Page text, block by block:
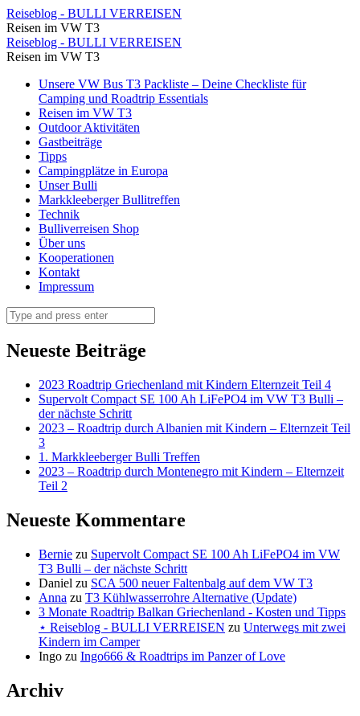
Alte
Kirche
einer
uralten
Siedlung
Reiseblog
BULLI
VERREISEN
Reiseblog - BULLI VERREISEN
Reisen im VW T3
Alte
Kirche
einer
uralten
Siedlung
Reiseblog
BULLI
VERREISEN
Reiseblog - BULLI VERREISEN
Reisen im VW T3
Skip
content
Unsere VW Bus T3 Packliste – Deine Checkliste für
Camping und Roadtrip Essentials
Reisen im VW T3
Outdoor Aktivitäten
Gastbeiträge
Tipps
Campingplätze in Europa
Unser Bulli
Markkleeberger Bullitreffen
Technik
Bulliverreisen Shop
Über uns
Kooperationen
Kontakt
Impressum
Search
Neueste Beiträge
2023 Roadtrip Griechenland mit Kindern Elternzeit Teil 4
Supervolt Compact SE 100 Ah LiFePO4 im VW T3 Bulli –
der nächste Schritt
2023 – Roadtrip durch Albanien mit Kindern – Elternzeit Teil
3
1. Markkleeberger Bulli Treffen
2023 – Roadtrip durch Montenegro mit Kindern – Elternzeit
Teil 2
Neueste Kommentare
Bernie zu Supervolt Compact SE 100 Ah LiFePO4 im VW
T3 Bulli – der nächste Schritt
Daniel zu SCA 500 neuer Faltenbalg auf dem VW T3
Anna zu T3 Kühlwasserrohre Alternative (Update)
3 Monate Roadtrip Balkan Griechenland - Kosten und Tipps
⋆ Reiseblog - BULLI VERREISEN zu Unterwegs mit zwei
Kindern im Camper
Ingo zu Ingo666 & Roadtrips im Panzer of Love
Archiv